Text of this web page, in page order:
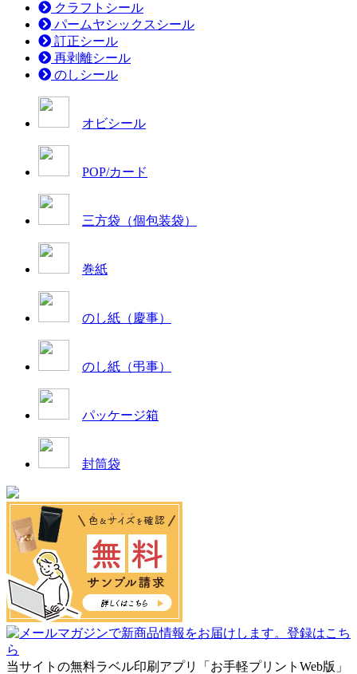
クラフトシール
パームヤシックスシール
訂正シール
再剥離シール
のしシール
オビシール
POP/カード
三方袋（個包装袋）
巻紙
のし紙（慶事）
のし紙（弔事）
パッケージ箱
封筒袋
当サイトの無料ラベル印刷アプリ「お手軽プリントWeb版」